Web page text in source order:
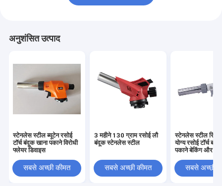
अनुशंसित उत्पाद
स्टेनलेस स्टील ब्यूटेन रसोई
टॉर्च बंदूक खाना पकाने विरोधी
फ्लेयर डिवाइस
सबसे अच्छी कीमत
3 महीने 130 ग्राम रसोई लौ
बंदूक स्टेनलेस स्टील
सबसे अच्छी कीमत
स्टेनलेस स्टील
योग्य रसोई टॉर्च
पकाने बेकिंग और
सबसे अच्छी